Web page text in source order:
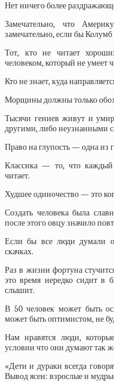
Нет ничего более
Замечательно, что
замечательно, если бы
Тот, кто не читает
человеком, который не умеет
Кто не знает, куда
Морщины должны только
Тысячи гениев живут и
другими, либо неузнанными
Право на глупость — одна из
Классика — то, что
читает.
Худшее одиночество — это
Создать человека была
после этого овцу значило
Если бы все люди думали
скачках.
Раз в жизни фортуна
это время нередко сидит в
слышит.
В 50 человек может быть
может быть оптимистом, не
Нам нравятся люди,
условии что они думают так
«Дети и дураки всегда
Вывод ясен: взрослые и